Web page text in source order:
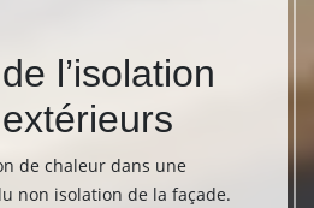
l’isolation
de chaleur dans une
non isolation de la façade.